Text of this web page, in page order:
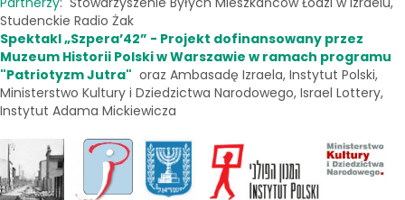
Studenckie Radio Żak
Spektakl „Szpera’42” - Projekt dofinansowany przez
Muzeum Historii Polski w Warszawie w ramach programu
"Patriotyzm Jutra" oraz Ambasadę Izraela, Instytut Polski,
Ministerstwo Kultury i Dziedzictwa Narodowego, Israel Lottery,
Instytut Adama Mickiewicza